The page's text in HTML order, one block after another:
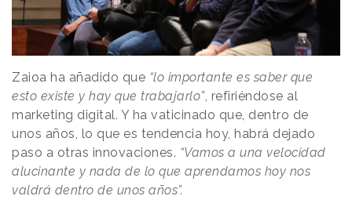
Zaioa ha añadido que “lo importante es saber que
esto existe y hay que trabajarlo”, refiriéndose al
marketing digital. Y ha vaticinado que, dentro de
unos años, lo que es tendencia hoy, habrá dejado
paso a otras innovaciones. “Vamos a una velocidad
alucinante y nada de lo que aprendamos hoy nos
valdrá dentro de unos años”.